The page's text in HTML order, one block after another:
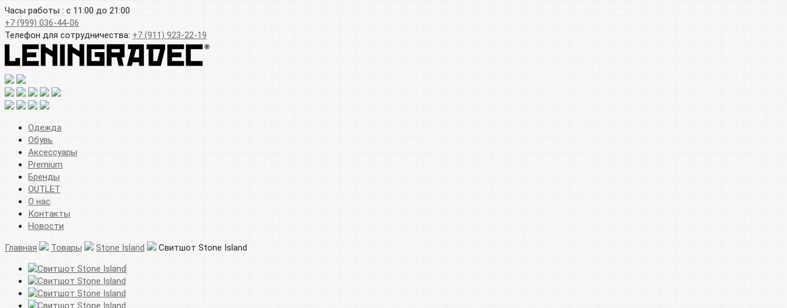
Часы работы : с 11:00 до 21:00
+7 (999) 036-44-06
Телефон для сотрудничества: +7 (911) 923-22-19
Одежда
Обувь
Аксессуары
Premium
Бренды
OUTLET
О нас
Контакты
Новости
Главная Товары Stone Island Свитшот Stone Island